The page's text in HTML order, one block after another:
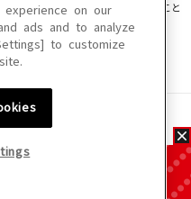
複製、転載、ファイル化などすること
だけない場合があります。
なる場合があります。
on our
ads and to analyze
to customize